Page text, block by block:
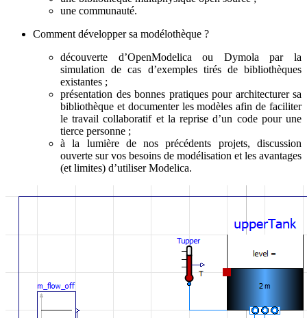
une communauté.
Comment développer sa modélothèque ?
découverte d’OpenModelica ou Dymola par la
simulation de cas d’exemples tirés de bibliothèques
existantes ;
présentation des bonnes pratiques pour architecturer sa
bibliothèque et documenter les modèles afin de faciliter
le travail collaboratif et la reprise d’un code pour une
tierce personne ;
à la lumière de nos précédents projets, discussion
ouverte sur vos besoins de modélisation et les avantages
(et limites) d’utiliser Modelica.